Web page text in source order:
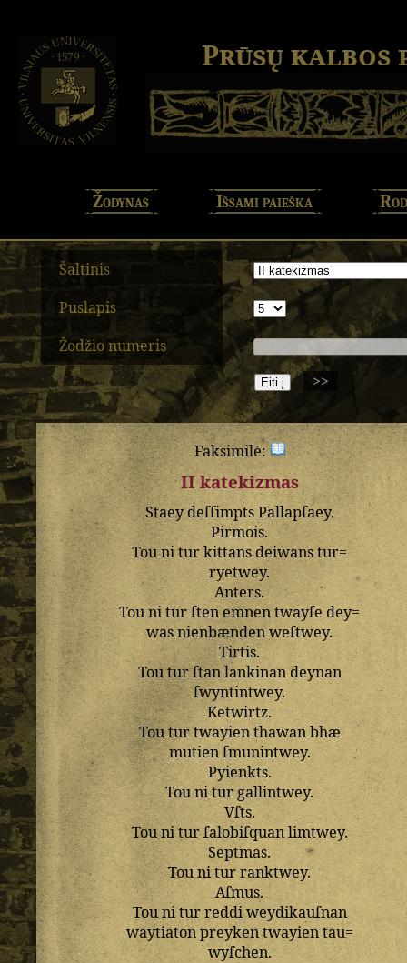
Prūsų kalbos
Žodynas Išsami paieška
Šaltinis
Puslapis
Žodžio numeris
>>
Faksimilė:
II katekizmas
StaeydeſſimptsPallapſaey.
Pirmois.
Touniturkittansdeiwanstur=
ryetwey.
Anters.
Touniturſtenemnentwayſedey=
wasnienbændenweſtwey.
Tirtis.
Touturſtanlankinandeynan
ſwyntintwey.
Ketwirtz.
Touturtwayienthawanbhæ
mutienſmunintwey.
Pyienkts.
Touni turgallintwey.
Vſts.
Touniturſalobiſquanlimtwey.
Septmas.
Touniturranktwey.
Aſmus.
Touniturreddiweydikauſnan
waytiatonpreykentwayientau=
wyſchen.